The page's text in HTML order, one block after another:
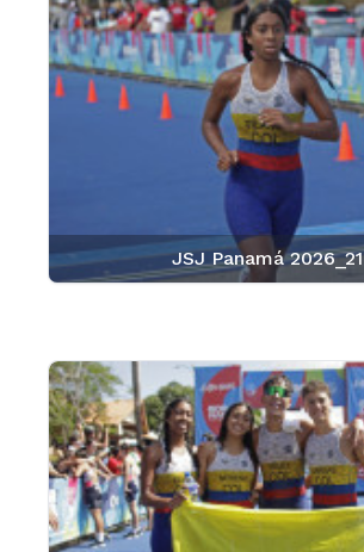
JSJ Panamá 2026_21